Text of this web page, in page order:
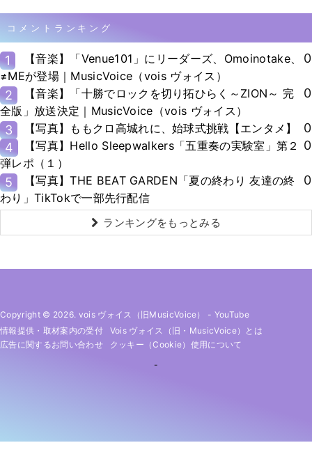
コメントランキング
1
【音楽】「Venue101」にリーダーズ、Omoinotake、
≠MEが登場｜MusicVoice（vois ヴォイス）
0
2
【音楽】「十勝でロックを切り拓ひらく～ZION～ 完
全版」放送決定｜MusicVoice（vois ヴォイス）
0
3 【写真】ももクロ高城れに、始球式挑戦【エンタメ】
0
4
【写真】Hello Sleepwalkers「五重奏の実験室」第２
弾レポ（１）
0
5
【写真】THE BEAT GARDEN「夏の終わり 友達の終
わり」TikTokで一部先行配信
0
ランキングをもっとみる
Copyright © 2026. vois ヴォイス（旧MusicVoice） - YouTube
情報提供・取材案内の受付
Vois ヴォイス（旧・MusicVoice）とは
広告に関するお問い合わせ
クッキー（cookie）使用について
-